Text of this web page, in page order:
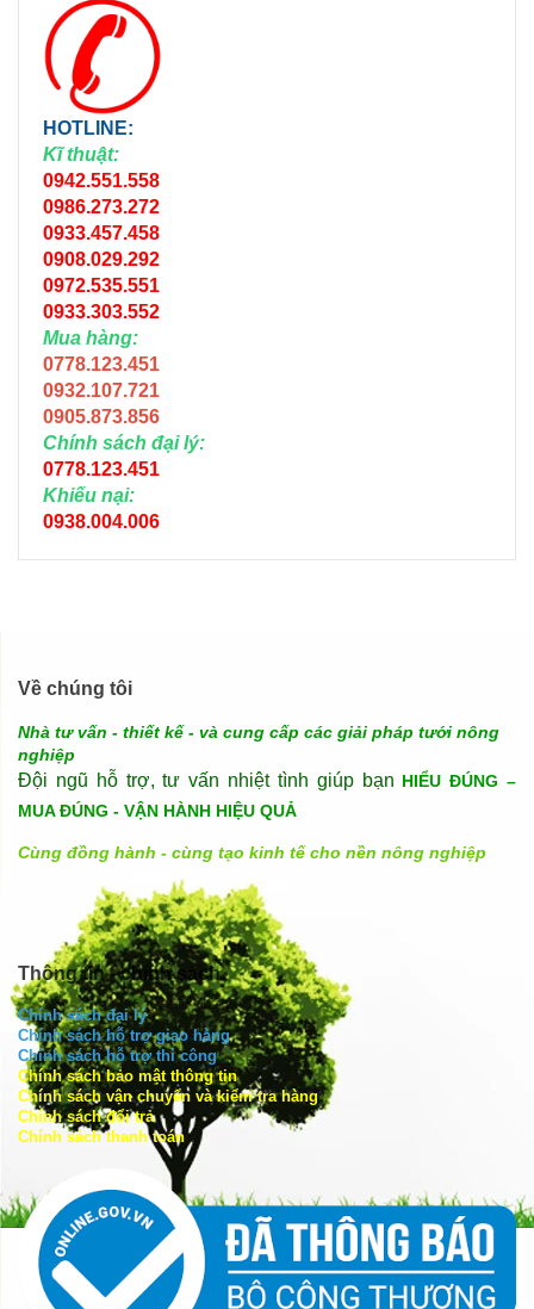
HOTLINE:
Kĩ thuật:
0942.551.558
0986.273.272
0933.457.458
0908.029.292
0972.535.551
0933.303.552
Mua hàng:
0778.123.451
0932.107.721
0905.873.856
Chính sách đại lý:
0778.123.451
Khiếu nại:
0938.004.006
Về chúng tôi
Nhà tư vấn - thiết kế - và cung cấp các giải pháp tưới nông
nghiệp
Đội ngũ hỗ trợ, tư vấn nhiệt tình giúp bạn HIỂU ĐÚNG –
MUA ĐÚNG - VẬN HÀNH HIỆU QUẢ
Cùng đồng hành - cùng tạo kinh tế cho nền nông nghiệp
Thông tin - chính sách
Chính sách đại lý
Chính sách hỗ trợ giao hàng
Chính sách hỗ trợ thi công
Chính sách bảo mật thông tin
Chính sách vận chuyển và kiểm tra hàng
Chính sách đổi trả
Chính sách thanh toán